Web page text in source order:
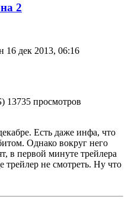
2
16 дек 2013, 06:16
13735 просмотров
Есть даже инфа, что
Однако вокруг него
в первой минуте трейлера
трейлер не смотреть. Ну что